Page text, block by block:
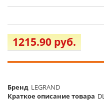
1215.90 руб.
Бренд LEGRAND
Краткое описание товара